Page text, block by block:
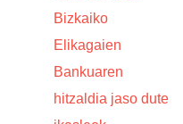
Bizkaiko
Elikagaien
Bankuaren
hitzaldia jaso dute